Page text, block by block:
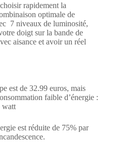
rapidement la
optimale de
7 niveaux de luminosité,
doigt sur la bande de
aisance et avoir un réel
est de 32.99 euros, mais
faible d’énergie :
watt
est réduite de 75% par